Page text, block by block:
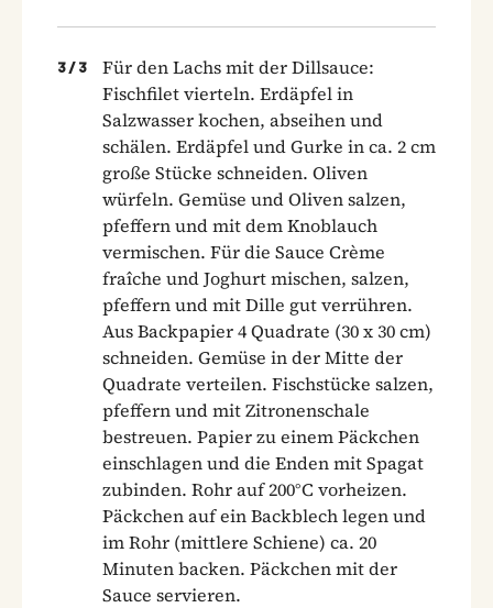
3 / 3
Für den Lachs mit der Dillsauce:
Fischfilet vierteln. Erdäpfel in
Salzwasser kochen, abseihen und
schälen. Erdäpfel und Gurke in ca. 2 cm
große Stücke schneiden. Oliven
würfeln. Gemüse und Oliven salzen,
pfeffern und mit dem Knoblauch
vermischen. Für die Sauce Crème
fraîche und Joghurt mischen, salzen,
pfeffern und mit Dille gut verrühren.
Aus Backpapier 4 Quadrate (30 x 30 cm)
schneiden. Gemüse in der Mitte der
Quadrate verteilen. Fischstücke salzen,
pfeffern und mit Zitronenschale
bestreuen. Papier zu einem Päckchen
einschlagen und die Enden mit Spagat
zubinden. Rohr auf 200°C vorheizen.
Päckchen auf ein Backblech legen und
im Rohr (mittlere Schiene) ca. 20
Minuten backen. Päckchen mit der
Sauce servieren.